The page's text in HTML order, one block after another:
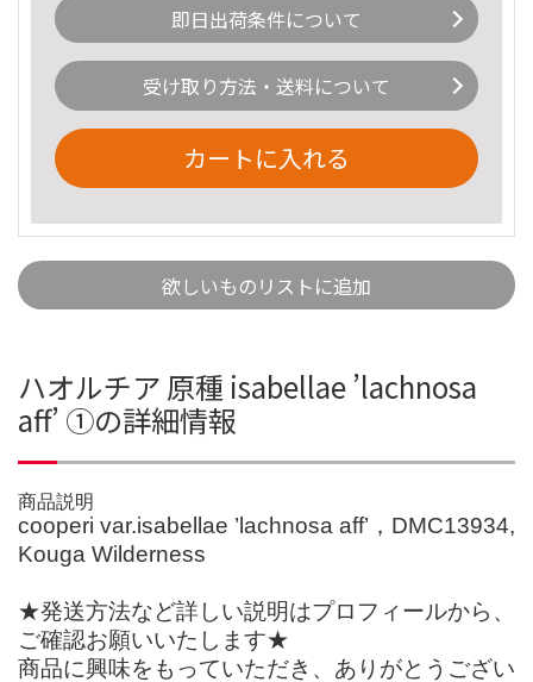
即日出荷条件について
受け取り方法・送料について
カートに入れる
欲しいものリストに追加
ハオルチア 原種 isabellae ’lachnosa
aff’ ①の詳細情報
商品説明
cooperi var.isabellae ’lachnosa aff’，DMC13934,
Kouga Wilderness
★発送方法など詳しい説明はプロフィールから、
ご確認お願いいたします★
商品に興味をもっていただき、ありがとうござい